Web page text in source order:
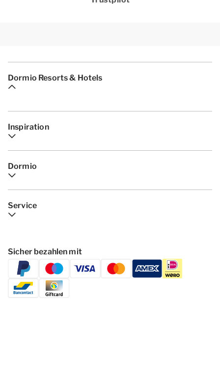
Dormio Resorts & Hotels
Inspiration
Dormio
Service
Sicher bezahlen mit